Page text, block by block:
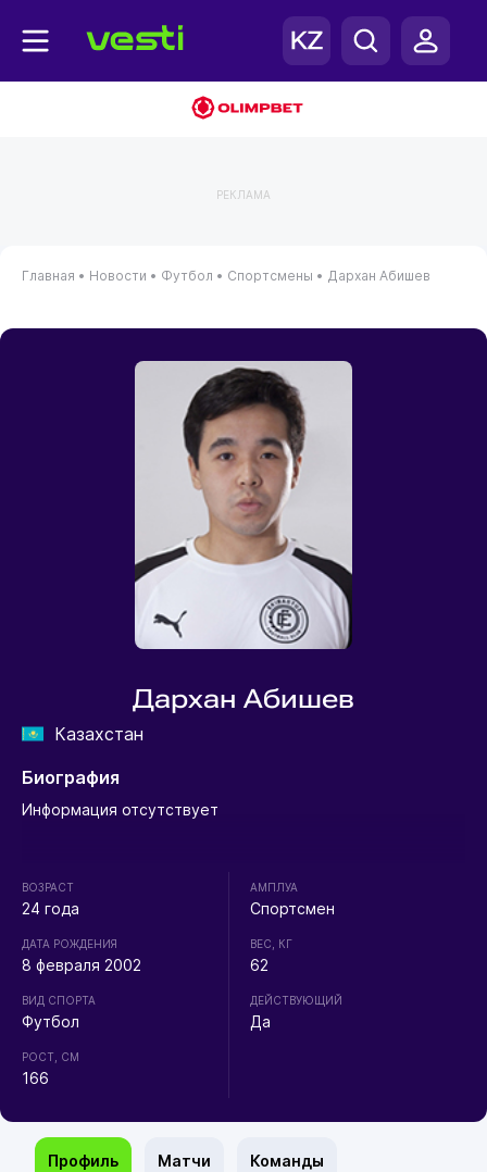
РЕКЛАМА
Главная • Новости • Футбол • Спортсмены • Дархан Абишев
Дархан Абишев
Казахстан
Биография
Информация отсутствует
ВОЗРАСТ
24 года
ДАТА РОЖДЕНИЯ
8 февраля 2002
ВИД СПОРТА
Футбол
РОСТ, СМ
166
АМПЛУА
Спортсмен
ВЕС, КГ
62
ДЕЙСТВУЮЩИЙ
Да
Профиль Матчи Команды